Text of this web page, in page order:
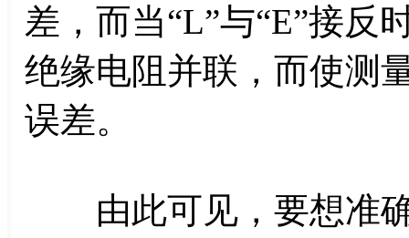
差，而当“L”与“E”接反
绝缘电阻并联，而使测
误差。
由此可见，要想准确